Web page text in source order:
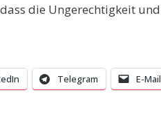
die Ungerechtigkeit
Telegram E-Mail